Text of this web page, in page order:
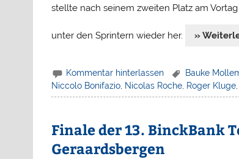
stellte nach seinem zweiten Platz am
unter den Sprintern wieder her. »
Kommentar hinterlassen Bauke
Niccolo Bonifazio, Nicolas Roche, Roger Kluge
Finale der 13. BinckBank
Geraardsbergen